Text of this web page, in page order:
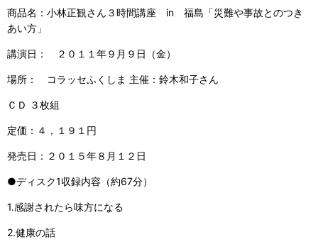
商品名：小林正観さん３時間講座 in 福島「災難や事故とのつき
あい方」
講演日： ２０１１年９月９日（金）
場所： コラッセふくしま 主催：鈴木和子さん
ＣＤ ３枚組
定価：４，１９１円
発売日：２０１５年８月１２日
●ディスク1収録内容（約67分）
1.感謝されたら味方になる
2.健康の話